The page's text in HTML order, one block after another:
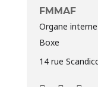
FMMAF
Organe
Boxe
14 rue